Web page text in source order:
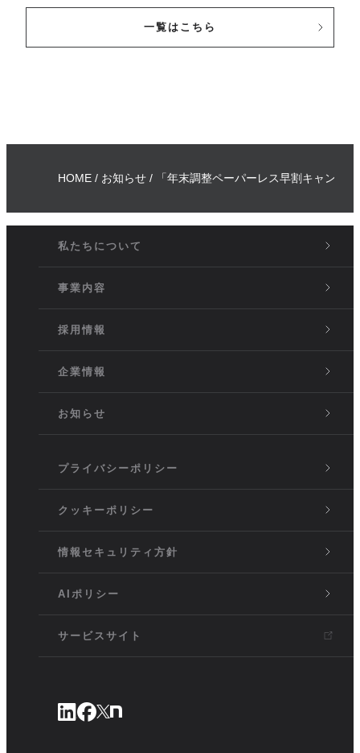
一覧はこちら
HOME お知らせ 「年末調整ペーパーレス早割キャンペ
私たちについて
事業内容
採用情報
企業情報
お知らせ
プライバシーポリシー
クッキーポリシー
情報セキュリティ方針
AIポリシー
サービスサイト